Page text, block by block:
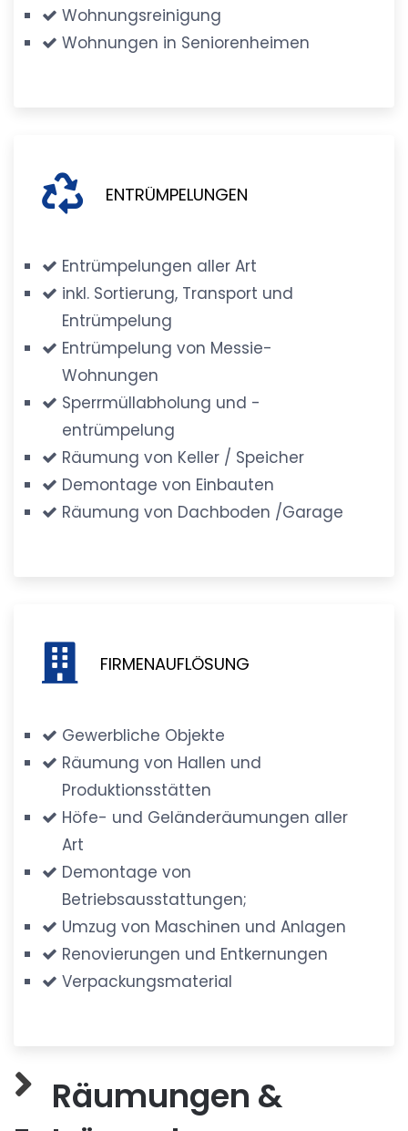
Wohnungsreinigung
Wohnungen in Seniorenheimen
ENTRÜMPELUNGEN
Entrümpelungen aller Art
inkl. Sortierung, Transport und
Entrümpelung
Entrümpelung von Messie-
Wohnungen
Sperrmüllabholung und -
entrümpelung
Räumung von Keller / Speicher
Demontage von Einbauten
Räumung von Dachboden /Garage
FIRMENAUFLÖSUNG
Gewerbliche Objekte
Räumung von Hallen und
Produktionsstätten
Höfe- und Geländeräumungen aller
Art
Demontage von
Betriebsausstattungen;
Umzug von Maschinen und Anlagen
Renovierungen und Entkernungen
Verpackungsmaterial
Räumungen &